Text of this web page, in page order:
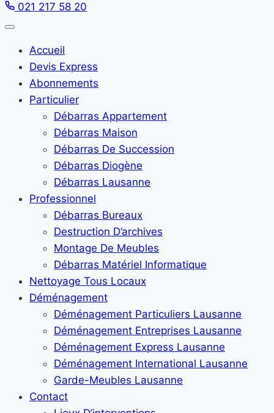
021 217 58 20
Accueil
Devis Express
Abonnements
Particulier
Débarras Appartement
Débarras Maison
Débarras De Succession
Débarras Diogène
Débarras Lausanne
Professionnel
Débarras Bureaux
Destruction D’archives
Montage De Meubles
Débarras Matériel Informatique
Nettoyage Tous Locaux
Déménagement
Déménagement Particuliers Lausanne
Déménagement Entreprises Lausanne
Déménagement Express Lausanne
Déménagement International Lausanne
Garde-Meubles Lausanne
Contact